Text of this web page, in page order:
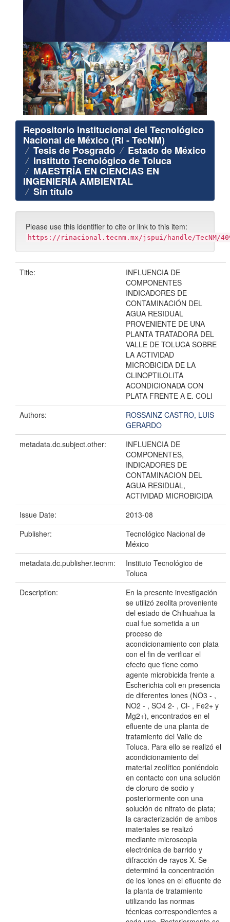
Repositorio Institucional del Tecnológico
Nacional de México (RI - TecNM)
Tesis de Posgrado Estado de México
Instituto Tecnológico de Toluca
MAESTRÍA EN CIENCIAS EN
INGENIERÍA AMBIENTAL
Sin título
Please use this identifier to cite or link to this item:
https://rinacional.tecnm.mx/jspui/handle/TecNM/
Title:
INFLUENCIA DE
COMPONENTES
INDICADORES DE
CONTAMINACIÓN DEL
AGUA RESIDUAL
PROVENIENTE DE UNA
PLANTA TRATADORA DEL
VALLE DE TOLUCA SOBRE
LA ACTIVIDAD
MICROBICIDA DE LA
CLINOPTILOLITA
ACONDICIONADA CON
PLATA FRENTE A E. COLI
Authors:
ROSSAINZ CASTRO, LUIS
GERARDO
metadata.dc.subject.other:
INFLUENCIA DE
COMPONENTES,
INDICADORES DE
CONTAMINACION DEL
AGUA RESIDUAL,
ACTIVIDAD MICROBICIDA
Issue Date:
2013-08
Publisher:
Tecnológico Nacional de
México
metadata.dc.publisher.tecnm:
Instituto Tecnológico de
Toluca
Description:
En la presente investigación
se utilizó zeolita proveniente
del estado de Chihuahua la
cual fue sometida a un
proceso de
acondicionamiento con plata
con el fin de verificar el
efecto que tiene como
agente microbicida frente a
Escherichia coli en presencia
de diferentes iones (NO3 - ,
NO2 - , SO4 2- , Cl- , Fe2+ y
Mg2+), encontrados en el
efluente de una planta de
tratamiento del Valle de
Toluca. Para ello se realizó el
acondicionamiento del
material zeolítico poniéndolo
en contacto con una solución
de cloruro de sodio y
posteriormente con una
solución de nitrato de plata;
la caracterización de ambos
materiales se realizó
mediante microscopia
electrónica de barrido y
difracción de rayos X. Se
determinó la concentración
de los iones en el efluente de
la planta de tratamiento
utilizando las normas
técnicas correspondientes a